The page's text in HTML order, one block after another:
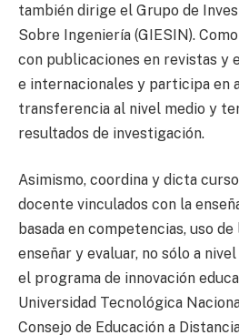
también dirige el Grupo de
Sobre Ingeniería (GIESIN).
con publicaciones en revistas y
e internacionales y participa en
transferencia al nivel medio y
resultados de investigación.
Asimismo, coordina y dicta
docente vinculados con la
basada en competencias, uso
enseñar y evaluar, no sólo a
el programa de innovación
Universidad Tecnológica
Consejo de Educación a